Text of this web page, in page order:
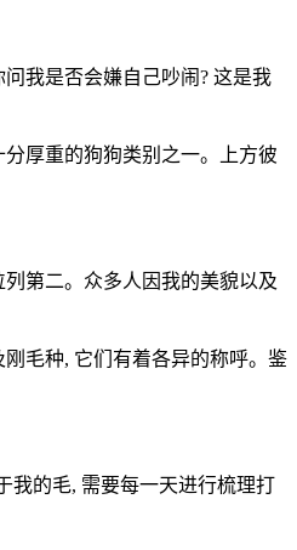
我是否会嫌自己吵闹? 这是我
厚重的狗狗类别之一。上方彼
第二。众多人因我的美貌以及
毛种, 它们有着各异的称呼。鉴
我的毛, 需要每一天进行梳理打